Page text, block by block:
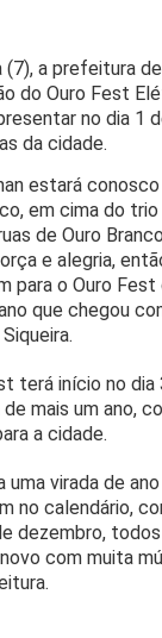
a prefeitura
do Ouro Fest
no dia 1
da cidade.
estará
em cima do
de Ouro
e alegria,
para o Ouro Fest
que chegou
terá início no dia
mais um ano,
a cidade.
uma virada de
no calendário,
dezembro,
com muita